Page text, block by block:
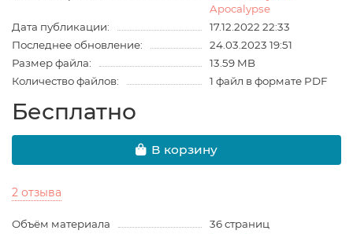
Apocalypse
Дата публикации:
17.12.2022 22:33
Последнее обновление:
24.03.2023 19:51
Размер файла:
13.59 MB
Количество файлов:
1 файл в формате PDF
Бесплатно
В корзину
2 отзыва
Объём материала
36 страниц